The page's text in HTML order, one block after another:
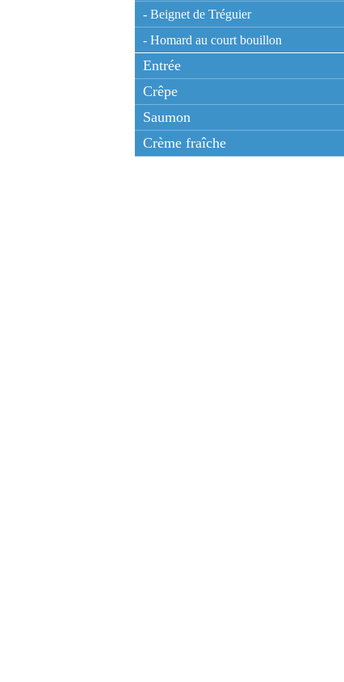
- Beignet de Tréguier
- Homard au court bouillon
Entrée
Crêpe
Saumon
Crème fraîche